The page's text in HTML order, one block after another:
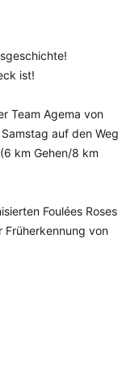
ist!
Team Agema von
auf den Weg
km Gehen/8 km
Foulées Roses
Früherkennung von